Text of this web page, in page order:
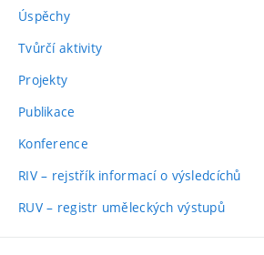
Úspěchy
Tvůrčí aktivity
Projekty
Publikace
Konference
RIV – rejstřík informací o výsledcíchů
RUV – registr uměleckých výstupů